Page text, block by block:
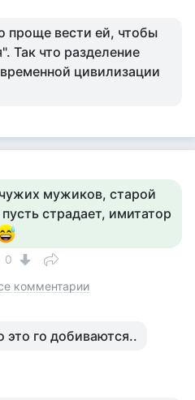
проще вести ей, чтобы
Так что разделение
цивилизации
мужиков, старой
страдает, имитатор
0
комментарии
это го добиваются..